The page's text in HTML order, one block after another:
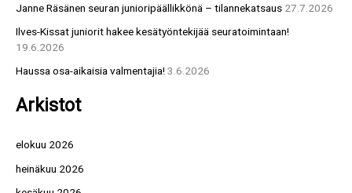
o
r
:
Janne Räsänen seuran junioripäällikkönä – tilannekatsaus 27.7.2026
Ilves-Kissat juniorit hakee kesätyöntekijää seuratoimintaan!
19.6.2026
Haussa osa-aikaisia valmentajia! 3.6.2026
Arkistot
elokuu 2026
heinäkuu 2026